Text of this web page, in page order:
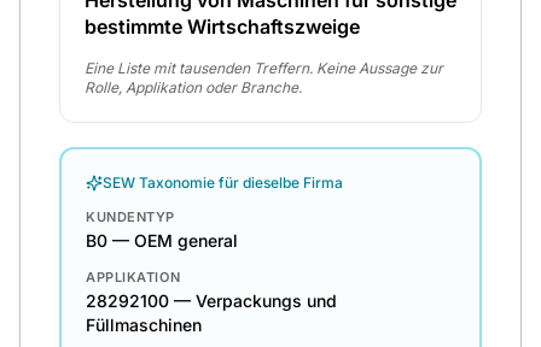
bestimmte Wirtschaftszweige
Eine Liste mit tausenden Treffern. Keine Aussage zur
Rolle, Applikation oder Branche.
SEW Taxonomie für dieselbe Firma
KUNDENTYP
B0 — OEM general
APPLIKATION
28292100 — Verpackungs und
Füllmaschinen